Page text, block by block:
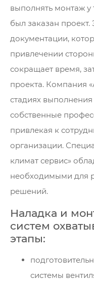
выполнять монтаж у
был заказан
документации,
привлечении
сокращает время,
проекта. Компания
стадиях выполнения
собственные
привлекая к
организации.
климат сервис»
необходимыми для
решений.
Наладка и
систем
этапы:
системы